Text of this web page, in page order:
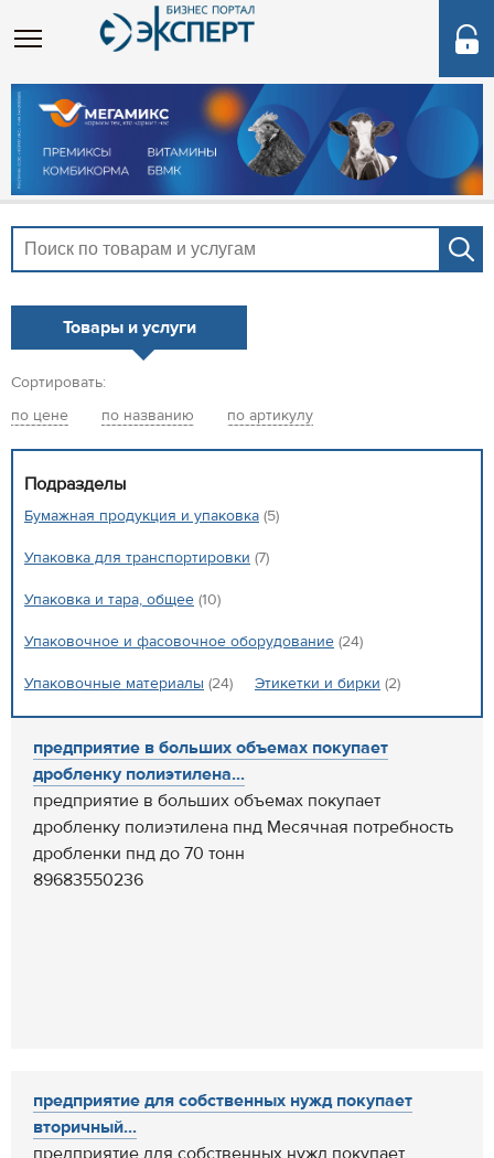
Товары и услуги
Сортировать:
по цене
по названию по артикулу
Подразделы
Бумажная продукция и упаковка (5)
Упаковка для транспортировки (7)
Упаковка и тара, общее (10)
Упаковочное и фасовочное оборудование (24)
Упаковочные материалы (24) Этикетки и бирки (2)
предприятие в больших объемах покупает
дробленку полиэтилена...
предприятие в больших объемах покупает
дробленку полиэтилена пнд Месячная потребность
дробленки пнд до 70 тонн
89683550236
предприятие для собственных нужд покупает
вторичный...
предприятие для собственных нужд покупает